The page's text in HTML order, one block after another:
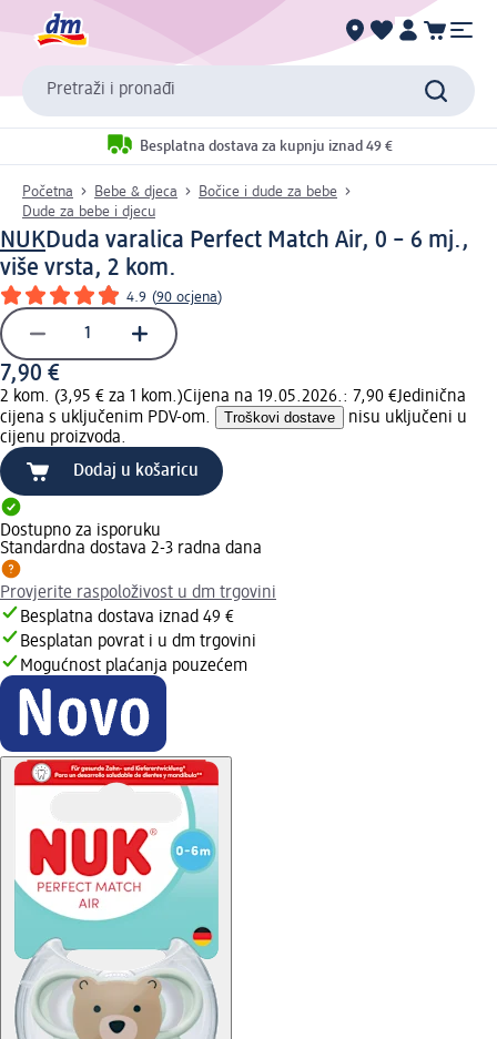
Pretraži i pronađi
Besplatna dostava za kupnju iznad 49 €
Početna Bebe & djeca
Bočice i dude za bebe
Dude za bebe i djecu
NUKDuda varalica Perfect Match Air, 0 – 6 mj.,
više vrsta, 2 kom.
4.9 (90 ocjena)
7,90 €
2 kom. (3,95 € za 1 kom.)Cijena na 19.05.2026.: 7,90 €Jedinična
cijena s uključenim PDV-om.
Troškovi dostave
nisu uključeni u
cijenu proizvoda.
Dodaj u košaricu
Dostupno za isporuku
Standardna dostava 2-3 radna dana
Provjerite raspoloživost u dm trgovini
Besplatna dostava iznad 49 €
Besplatan povrat i u dm trgovini
Mogućnost plaćanja pouzećem